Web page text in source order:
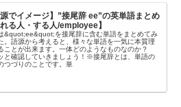
源でイメージ】”接尾辞 ee”の英単語まとめ
れる人・する人/employee】
&quot;ee&quot;を接尾辞に含む単語をまとめてみ
。語源から考えると、様々な単語を一気に本質理
ことが出来ます。一体どのようなものなのか？
と確認していきましょう！※接尾辞とは、単語の
つづりのことです。単